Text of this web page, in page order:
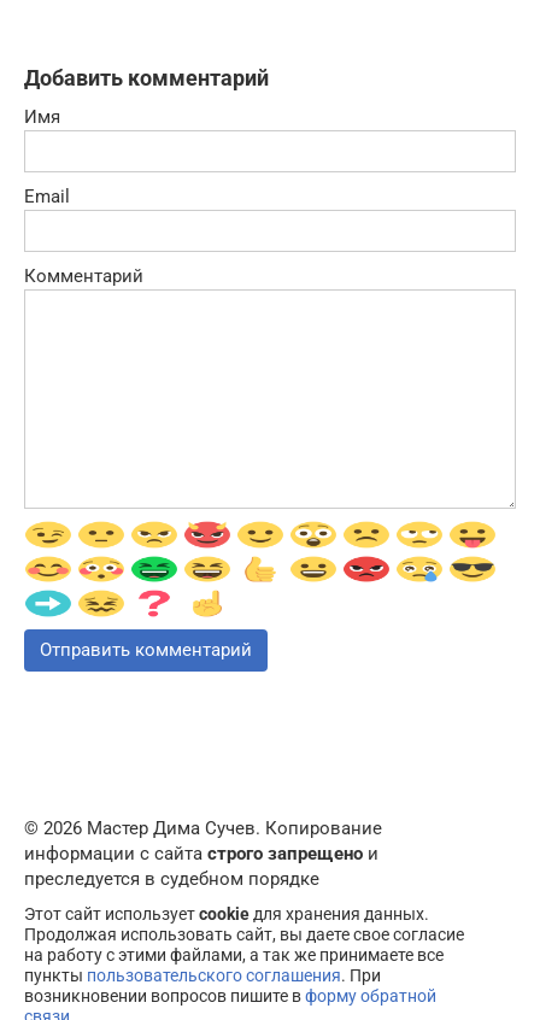
Добавить комментарий
Имя
Email
Комментарий
© 2026 Мастер Дима Сучев. Копирование
информации с сайта строго запрещено и
преследуется в судебном порядке
Этот сайт используетcookie для хранения данных.
Продолжая использовать сайт, вы даете свое согласие
на работу с этими файлами, а так же принимаете все
пункты пользовательского соглашения. При
возникновении вопросов пишите вформу обратной
связи